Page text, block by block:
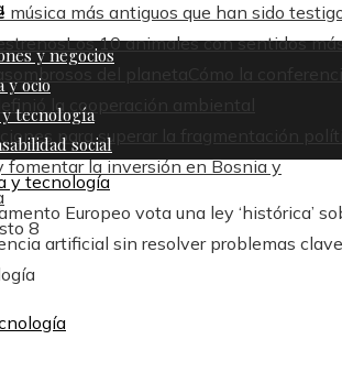
música más antiguos que han sido
Los 10 animales con sentidos
del planeta
Cómo la
la cooperación ambiental
para superar la fragmentación
fomentar la inversión en Bosnia y
8
y negocios
y ocio
y tecnología
social
y tecnología
Europeo vota una ley ‘histórica’
artificial sin resolver problemas